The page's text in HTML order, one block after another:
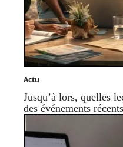
Actu
Jusqu’à lors, quelles
des événements